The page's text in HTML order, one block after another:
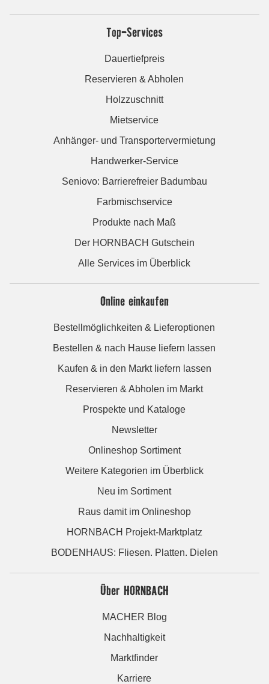
Top-Services
Dauertiefpreis
Reservieren & Abholen
Holzzuschnitt
Mietservice
Anhänger- und Transportervermietung
Handwerker-Service
Seniovo: Barrierefreier Badumbau
Farbmischservice
Produkte nach Maß
Der HORNBACH Gutschein
Alle Services im Überblick
Online einkaufen
Bestellmöglichkeiten & Lieferoptionen
Bestellen & nach Hause liefern lassen
Kaufen & in den Markt liefern lassen
Reservieren & Abholen im Markt
Prospekte und Kataloge
Newsletter
Onlineshop Sortiment
Weitere Kategorien im Überblick
Neu im Sortiment
Raus damit im Onlineshop
HORNBACH Projekt-Marktplatz
BODENHAUS: Fliesen. Platten. Dielen
Über HORNBACH
MACHER Blog
Nachhaltigkeit
Marktfinder
Karriere